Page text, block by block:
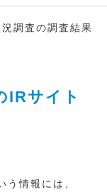
調査の調査結果
IRサイト
う情報には、